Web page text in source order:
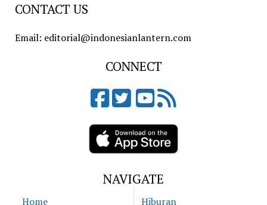
CONTACT US
Email: editorial@indonesianlantern.com
CONNECT
NAVIGATE
Home Hiburan